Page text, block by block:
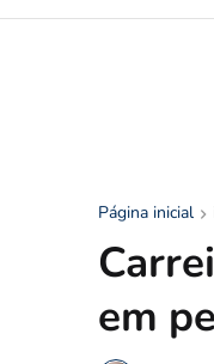
Página inicial
em